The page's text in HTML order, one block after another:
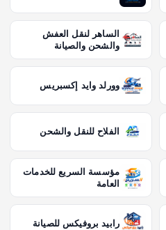
الساهر لنقل العفش
والشحن والصيانة
وورلد وايد إكسبريس
الفلاح للنقل والشحن
مؤسسة السريع للخدمات
العامة
رابيد بروفيكس للصيانة